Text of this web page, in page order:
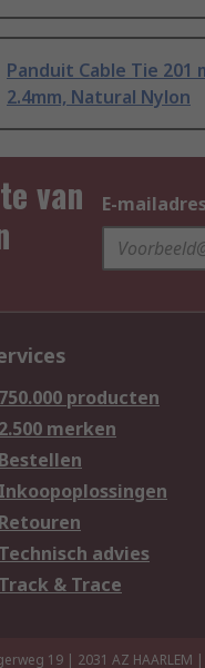
Panduit Cable Tie 201
2.4mm, Natural Nylon
van
E-
750.000 producten
2.500 merken
Bestellen
Inkoopoplossingen
Retouren
Technisch advies
Track & Trace
19 | 2031 AZ HAARLEM